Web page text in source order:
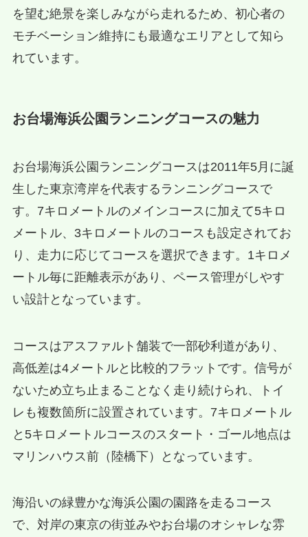
を望む絶景を楽しみながら走れるため、初心者の
モチベーション維持にも最適なエリアとして知ら
れています。
お台場海浜公園ランニングコースの魅力
お台場海浜公園ランニングコースは2011年5月に誕
生した東京湾岸を代表するランニングコースで
す。7キロメートルのメインコースに加えて5キロ
メートル、3キロメートルのコースも設定されてお
り、走力に応じてコースを選択できます。1キロメ
ートル毎に距離表示があり、ペース管理がしやす
い設計となっています。
コースはアスファルト舗装で一部砂利道があり、
高低差は4メートルと比較的フラットです。信号が
ないため立ち止まることなく走り続けられ、トイ
レも複数箇所に設置されています。7キロメートル
と5キロメートルコースのスタート・ゴール地点は
マリンハウス前（陸橋下）となっています。
海沿いの緑豊かな海浜公園の園路を走るコース
で、対岸の東京の街並みやお台場のオシャレな雰